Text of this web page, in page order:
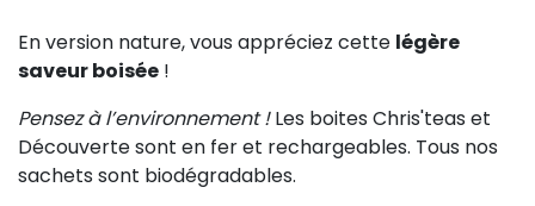
En version nature, vous appréciez cette légère
saveur boisée !
Pensez à l’environnement !Les boites Chris'teas et
Découverte sont en fer et rechargeables. Tous nos
sachets sont biodégradables.